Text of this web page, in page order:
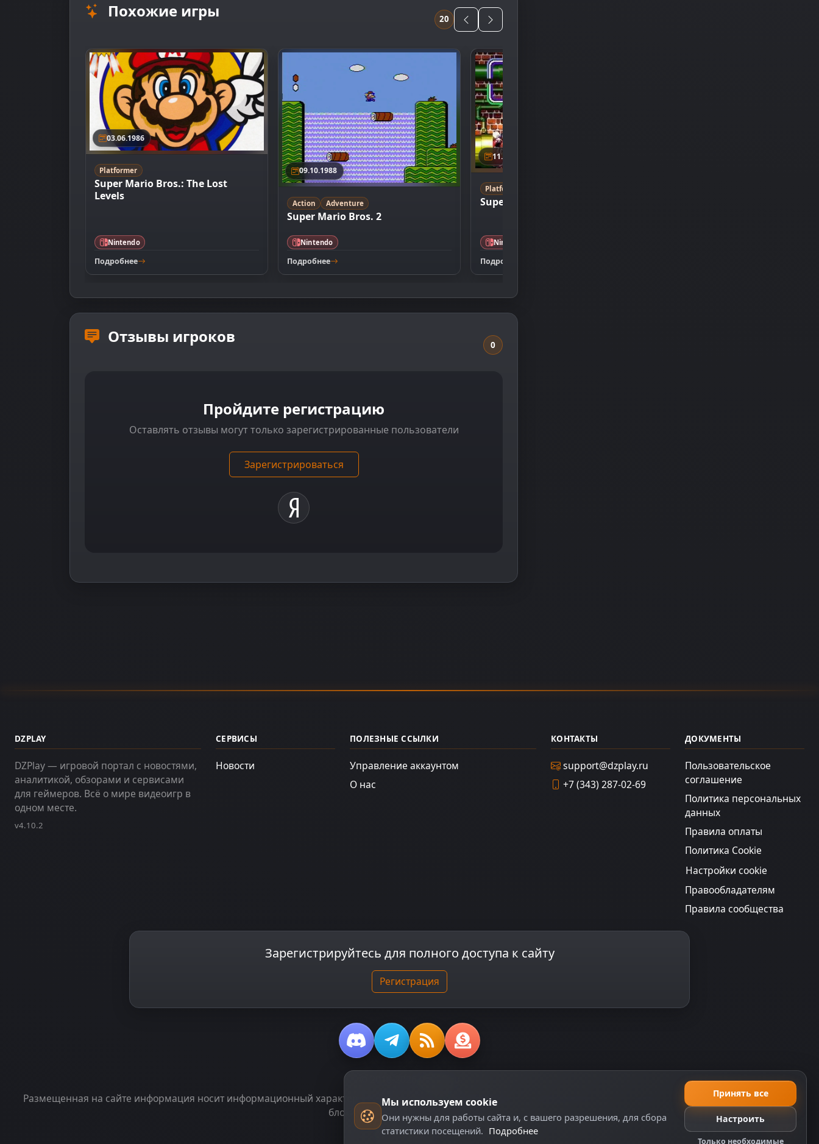
Похожие игры 20
03.06.1986
Platformer
Super Mario Bros.: The Lost
Levels
Nintendo
Подробнее
09.10.1988
Action Adventure
Super Mario Bros. 2
Nintendo
Подробнее
11.06.2001
Platformer
Super Mario Advance
Nintendo
Подробнее
Отзывы игроков 0
Пройдите регистрацию
Оставлять отзывы могут только зарегистрированные пользователи
Зарегистрироваться
DZPLAY
DZPlay — игровой портал с новостями,
аналитикой, обзорами и сервисами
для геймеров. Всё о мире видеоигр в
одном месте.
v4.10.2
СЕРВИСЫ
Новости
ПОЛЕЗНЫЕ ССЫЛКИ
Управление аккаунтом
О нас
КОНТАКТЫ
support@dzplay.ru
+7 (343) 287-02-69
ДОКУМЕНТЫ
Пользовательское
соглашение
Политика персональных
данных
Правила оплаты
Политика Cookie
Настройки cookie
Правообладателям
Правила сообщества
Зарегистрируйтесь для полного доступа к сайту
Регистрация
Размещенная на сайте информация носит информационный характер и не является публичной офертой, определяемой положениями ч. 2 ст. 437 ГК РФ, исключая
блоки, помеченные как "Реклама".
Мы используем cookie
Они нужны для работы сайта и, с вашего разрешения, для сбора
статистики посещений. Подробнее
Принять все
Настроить
Только необходимые